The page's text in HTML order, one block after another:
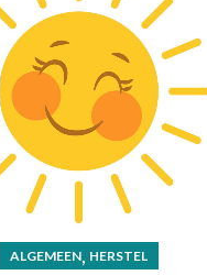
ALGEMEEN, HERSTEL